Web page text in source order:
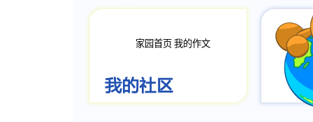
家园首页 我的作文